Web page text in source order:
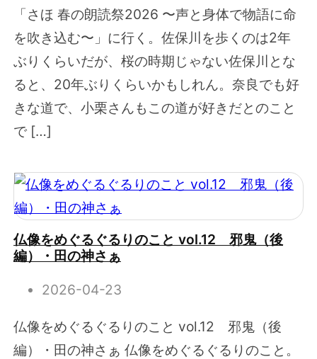
「さほ 春の朗読祭2026 〜声と身体で物語に命
を吹き込む〜」に行く。佐保川を歩くのは2年
ぶりくらいだが、桜の時期じゃない佐保川とな
ると、20年ぶりくらいかもしれん。奈良でも好
きな道で、小栗さんもこの道が好きだとのこと
で […]
仏像をめぐるぐるりのこと vol.12 邪鬼（後
編）・田の神さぁ
2026-04-23
仏像をめぐるぐるりのこと vol.12 邪鬼（後
編）・田の神さぁ 仏像をめぐるぐるりのこと。